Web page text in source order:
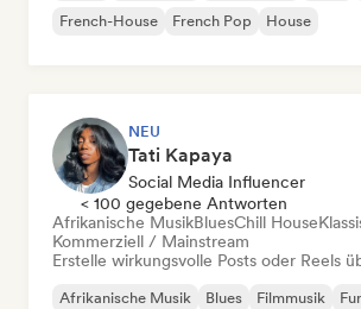
French-House
French Pop House
NEU
Tati Kapaya
Social Media Influencer
< 100 gegebene Antworten
Afrikanische MusikBluesChill House
Kommerziell / Mainstream
Erstelle wirkungsvolle Posts oder Reels
Afrikanische Musik Blues Filmmusik